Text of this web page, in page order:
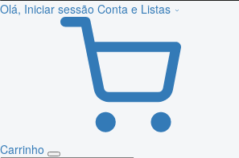
Olá, Iniciar sessão Conta e Listas
Carrinho